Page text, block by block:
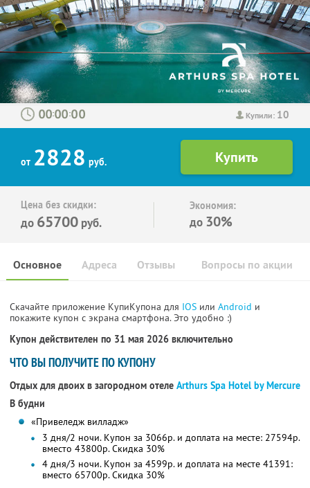
Купили: 10
: :
от 2828 руб.
Цена без скидки:
до 65700 руб.
Экономия:
до 30%
Основное Отзывы Вопросы по акции
Адреса
Скачайте приложение КупиКупона для IOS или Android и
покажите купон с экрана смартфона. Это удобно :)
Купон действителен по 31 мая 2026 включительно
ЧТО ВЫ ПОЛУЧИТЕ ПО КУПОНУ
Отдых для двоих в загородном отеле Arthurs Spa Hotel by Mercure
В будни
«Привеледж вилладж»
3 дня/2 ночи. Купон за 3066р. и доплата на месте: 27594р.
вместо 43800р. Скидка 30%
4 дня/3 ночи. Купон за 4599р. и доплата на месте 41391:
вместо 65700р. Скидка 30%